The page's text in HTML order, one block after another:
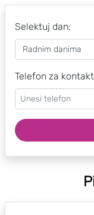
Selektuj dan:
Telefon za